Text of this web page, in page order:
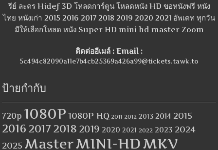
รีย์ ละคร Hidef 3D โหลดการ์ตูน โหลดหนัง HD ขอหนังฟรี หนัง
ไทย หนังเก่า 2015 2016 2017 2018 2019 2020 2021 อัพเดท ทุกวัน
มีให้เลือกโหลด หนัง Super HD mini hd master Zoom
ติดต่ออีเมล์ : Email :
5c494c82090a11e7b4cb25369a426a99@tickets.tawk.to
ป้ายกำกับ
720p 1080P 1080P HQ 2011 2012 2013 2014 2015
2016 2017 2018 2019 2020 2021 2022 2023 2024
2025 MasterMINI-HDMKV